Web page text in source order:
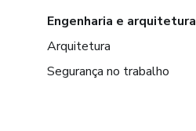
Engenharia e arquitetura
Arquitetura
Segurança no trabalho